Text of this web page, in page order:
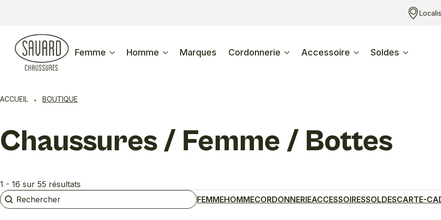
Femme Homme Marques Cordonnerie Accessoire Soldes
ACCUEIL BOUTIQUE
Chaussures / Femme / Bottes
1 - 16 sur 55 résultats
Rechercher
Rechercher FEMMEHOMMECORDONNERIEACCESSOIRESSOLDESCARTE-